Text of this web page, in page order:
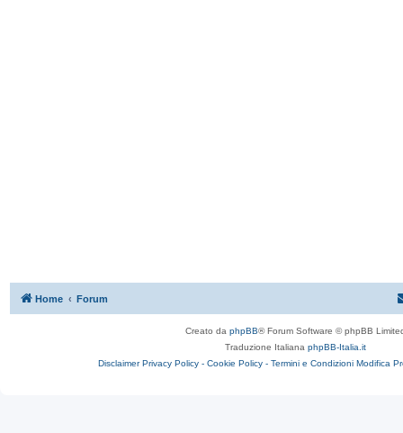
Home Forum
Creato da phpBB® Forum Software © phpBB
Traduzione Italiana phpBB-Italia.it
Disclaimer Privacy Policy - Cookie Policy - Termini e Condizioni Modifica